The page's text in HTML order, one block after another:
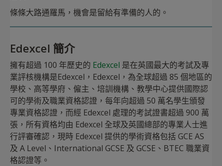
條條大路通羅馬，機會是留給有準備的人的。
Edexcel 簡介
擁有超過 100 年歷史的 Edexcel 是在英國最大的考試及專
業評核機構是Edexcel，Edexcel，為全球超過 85 個地區的
學校、高等學府、僱主、培訓機構、教學中心提供國際認
可的學術及職業資格認證，每年向超過 50 萬名學生頒發
專業資格認證，而經 Edexcel 處理的考試證書超過 900 萬
張，所有資格均由 Edexcel 全球及英國總部的專業人士進
行評審確認，現時 Edexcel 提供的學術資格包括 GCE AS
及 A Level、International GCSE 及 GCSE、BTEC 職業資
格認證等。